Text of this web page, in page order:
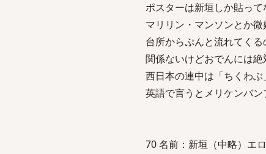
ポスターは新垣しか貼っ
マリリン・マンソンとか微
台所からぷんと流れてくる
関係ないけどおでんには絶
西日本の連中は「ちくわぶ
英語で言うとメリケンバン
70 名前：新垣（中略）エ